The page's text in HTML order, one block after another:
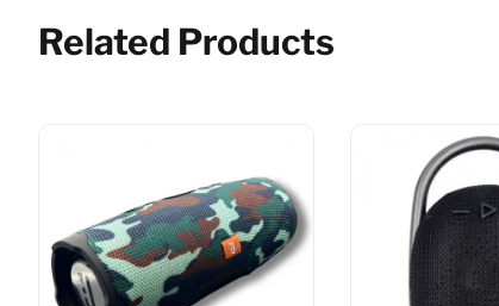
Related Products